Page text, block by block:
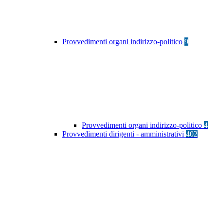
Provvedimenti organi indirizzo-politico 9
Provvedimenti organi indirizzo-politico 4
Provvedimenti dirigenti - amministrativi 402